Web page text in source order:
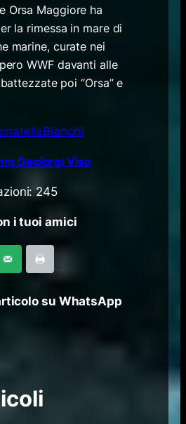
Orsa Maggiore ha
la rimessa in mare di
marine, curate nei
WWF davanti alle
poi “Orsa” e
245
i tuoi amici
su WhatsApp